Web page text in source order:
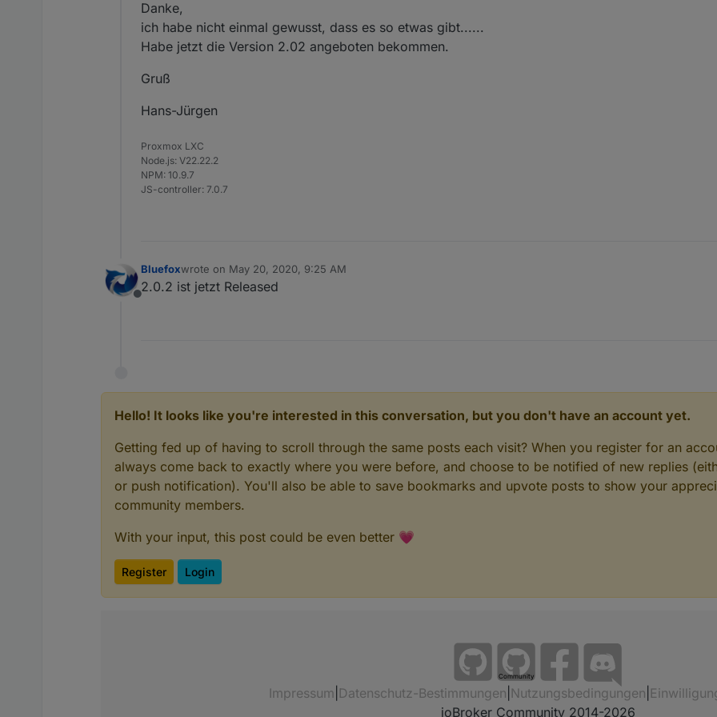
Danke,
ich habe nicht einmal gewusst, dass es so etwas gibt......
Habe jetzt die Version 2.02 angeboten bekommen.
Gruß
Hans-Jürgen
Proxmox LXC
Node.js: V22.22.2
NPM: 10.9.7
JS-controller: 7.0.7
Offline
Bluefoxwrote on May 20, 2020, 9:25 AM
last edited by
2.0.2 ist jetzt Released
Hello! It looks like you're interested in this conversation, but you don't have an account yet.
Getting fed up of having to scroll through the same posts each visit? When you register for an
always come back to exactly where you were before, and choose to be notified of new replies
or push notification). You'll also be able to save bookmarks and upvote posts to show your
community members.
With your input, this post could be even better 💗
Register Login
Community
Impressum Datenschutz-Bestimmungen Nutzungsbedingungen
ioBroker Community 2014-2026